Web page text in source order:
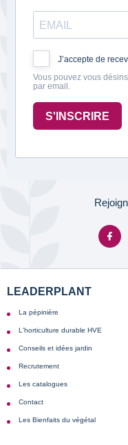
J’accepte de
Vous pouvez vous
par email.
S'INSCRIRE
LEADERPLANT
La pépinière
L'horticulture durable HVE
Conseils et idées jardin
Recrutement
Les catalogues
Contact
Les Bienfaits du végétal